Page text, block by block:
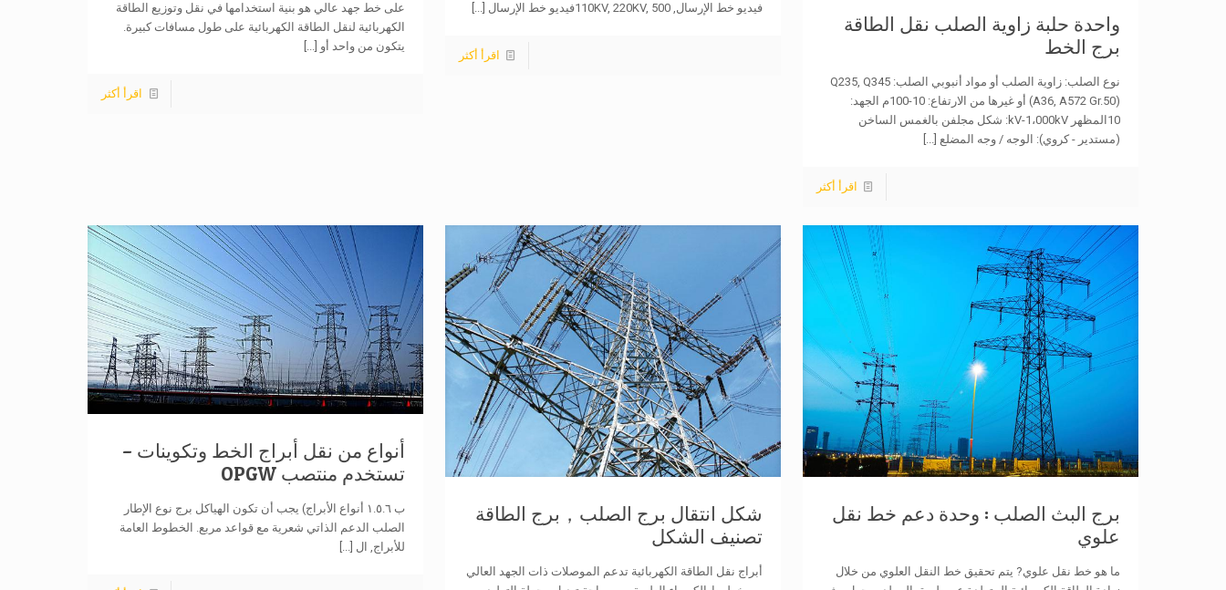
واحدة حلبة زاوية الصلب نقل الطاقة
برج الخط
نوع الصلب: زاوية الصلب أو مواد أنبوبي الصلب: Q235, Q345
(A36, A572 Gr.50) أو غيرها من الارتفاع: 10-100م الجهد:
10المظهر kV-1،000kV: شكل مجلفن بالغمس الساخن
(مستدير - كروي): الوجه / وجه المضلع
اقرأ أكثر
فيديو خط الإرسال, 110KV, 220KV, 500فيديو خط الإرسال [...]
اقرأ أكثر
على خط جهد عالي هو بنية استخدامها في نقل وتوزيع الطاقة
الكهربائية لنقل الطاقة الكهربائية على طول مسافات كبيرة.
يتكون من واحد أو [...]
اقرأ أكثر
برج البث الصلب : وحدة دعم خط نقل
علوي
ما هو خط نقل علوي? يتم تحقيق خط النقل العلوي من خلال
شكل انتقال برج الصلب，برج الطاقة
تصنيف الشكل
أبراج نقل الطاقة الكهربائية تدعم الموصلات ذات الجهد العالي
أنواع من نقل أبراج الخط وتكوينات –
تستخدم منتصب OPGW
ب ١.٥.٦ أنواع الأبراج) يجب أن تكون الهياكل برج نوع الإطار
الصلب الدعم الذاتي شعرية مع قواعد مربع. الخطوط العامة
للأبراج, ال [...]